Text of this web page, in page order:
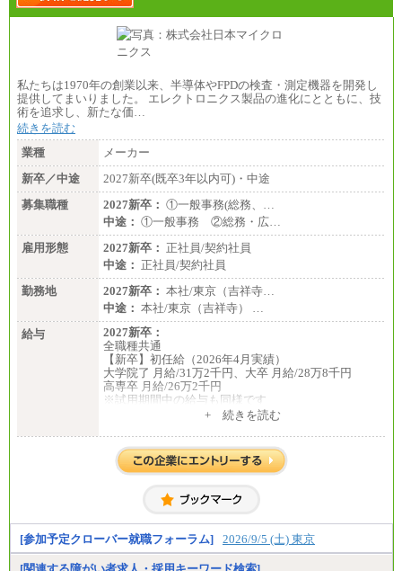
私たちは1970年の創業以来、半導体やFPDの検査・測定機器を開発し
提供してまいりました。 エレクトロニクス製品の進化にとともに、技
術を追求し、新たな価…
続きを読む
業種
メーカー
新卒／中途
2027新卒(既卒3年以内可)・中途
募集職種
2027新卒： ①一般事務(総務、…
中途： ①一般事務 ②総務・広…
雇用形態
2027新卒： 正社員/契約社員
中途： 正社員/契約社員
勤務地
2027新卒： 本社/東京（吉祥寺…
中途： 本社/東京（吉祥寺） …
給与
2027新卒：
全職種共通
【新卒】初任給（2026年4月実績）
大学院了 月給/31万2千円、大卒 月給/28万8千円
高専卒 月給/26万2千円
※試用期間中の給与も同様です
【中途】月給19万8千円～
※勤務地によって異なります。
※経験やスキルを考慮し、規定により決定します。
+ 続きを読む
[参加予定クローバー就職フォーラム] 2026/9/5 (土) 東京